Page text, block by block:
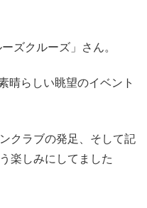
ズクルーズ」さん。
晴らしい眺望のイベント
クラブの発足、そして記
楽しみにしてました